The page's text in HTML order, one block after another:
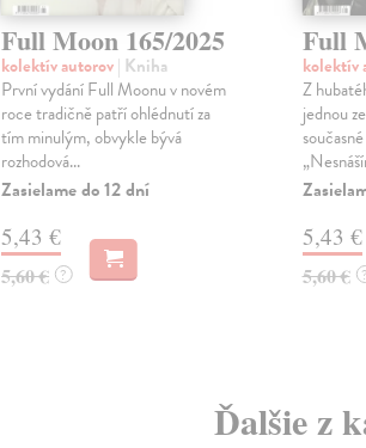
Full Moon 165/2025
kolektív autorov| Kniha
První vydání Full Moonu v novém
roce tradičně patří ohlédnutí za
tím minulým, obvykle bývá
rozhodová...
Zasielame do 12 dní
5,43 €
5,60 € ?
Full
kolektív
Z
jednou
5,43 €
5,60 € ?
Ďalšie z